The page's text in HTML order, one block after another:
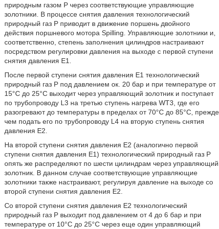
природным газом P через соответствующие управляющие
золотники. В процессе снятия давления технологический
природный газ P приводит в движение поршень двойного
действия поршневого мотора Spilling. Управляющие золотники и,
соответственно, степень заполнения цилиндров настраивают
посредством регулировки давления на выходе с первой ступени
снятия давления E1.
После первой ступени снятия давления E1 технологический
природный газ P под давлением ок. 20 бар и при температуре от
15°C до 25°C выходит через управляющий золотник и поступает
по трубопроводу L3 на третью ступень нагрева WT3, где его
разогревают до температуры в пределах от 70°C до 85°C, прежде
чем подать его по трубопроводу L4 на вторую ступень снятия
давления E2.
На второй ступени снятия давления E2 (аналогично первой
ступени снятия давления E1) технологический природный газ P
опять же распределяют по шести цилиндрам через управляющий
золотник. В данном случае соответствующие управляющие
золотники также настраивают, регулируя давление на выходе со
второй ступени снятия давления E2.
Со второй ступени снятия давления E2 технологический
природный газ Ρ выходит под давлением от 4 до 6 бар и при
температуре от 10°C до 25°C через еще один управляющий